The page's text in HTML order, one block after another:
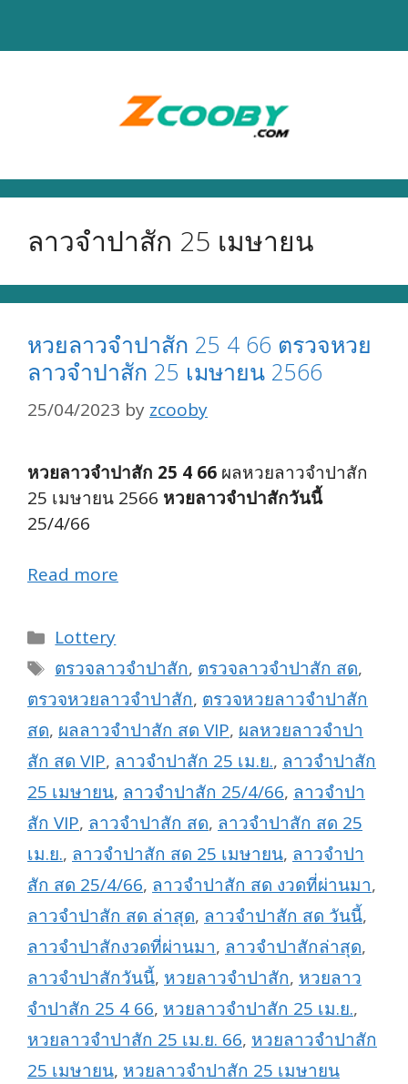
ลาวจำปาสัก 25 เมษายน
หวยลาวจำปาสัก 25 4 66 ตรวจหวย
ลาวจำปาสัก 25 เมษายน 2566
25/04/2023 by zcooby
หวยลาวจำปาสัก 25 4 66 ผลหวยลาวจำปาสัก
25 เมษายน 2566 หวยลาวจำปาสักวันนี้
25/4/66
Read more
Categories
Lottery
Tags
ตรวจลาวจำปาสัก, ตรวจลาวจำปาสัก สด,
ตรวจหวยลาวจำปาสัก, ตรวจหวยลาวจำปาสัก
สด, ผลลาวจำปาสัก สด VIP, ผลหวยลาวจำปา
สัก สด VIP, ลาวจำปาสัก 25 เม.ย., ลาวจำปาสัก
25 เมษายน, ลาวจำปาสัก 25/4/66, ลาวจำปา
สัก VIP, ลาวจำปาสัก สด, ลาวจำปาสัก สด 25
เม.ย., ลาวจำปาสัก สด 25 เมษายน, ลาวจำปา
สัก สด 25/4/66, ลาวจำปาสัก สด งวดที่ผ่านมา,
ลาวจำปาสัก สด ล่าสุด, ลาวจำปาสัก สด วันนี้,
ลาวจำปาสักงวดที่ผ่านมา, ลาวจำปาสักล่าสุด,
ลาวจำปาสักวันนี้, หวยลาวจำปาสัก, หวยลาว
จำปาสัก 25 4 66, หวยลาวจำปาสัก 25 เม.ย.,
หวยลาวจำปาสัก 25 เม.ย. 66, หวยลาวจำปาสัก
25 เมษายน, หวยลาวจำปาสัก 25 เมษายน